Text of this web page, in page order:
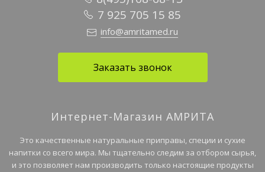
7 925 705 15 85
info@amritamed.ru
Заказать звонок
Интернет-Магазин АМРИТА
Это качественные натуральные приправы, специи и сухие
напитки со всего мира. Мы тщательно следим за отбором сырья,
и это позволяет нам производить только настоящие продукты